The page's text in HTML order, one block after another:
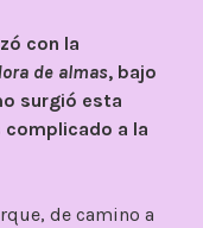
con la
de almas, bajo
surgió esta
complicado a la
de camino a